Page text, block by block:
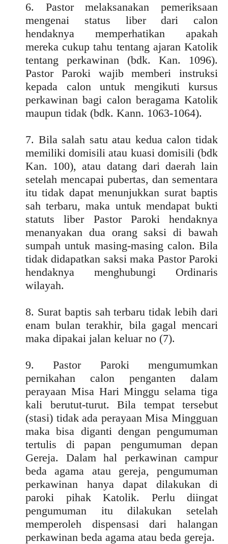
6. Pastor melaksanakan pemeriksaan
mengenai status liber dari calon
hendaknya memperhatikan apakah
mereka cukup tahu tentang ajaran Katolik
tentang perkawinan (bdk. Kan. 1096).
Pastor Paroki wajib memberi instruksi
kepada calon untuk mengikuti kursus
perkawinan bagi calon beragama Katolik
maupun tidak (bdk. Kann. 1063-1064).
7. Bila salah satu atau kedua calon tidak
memiliki domisili atau kuasi domisili (bdk
Kan. 100), atau datang dari daerah lain
setelah mencapai pubertas, dan sementara
itu tidak dapat menunjukkan surat baptis
sah terbaru, maka untuk mendapat bukti
statuts liber Pastor Paroki hendaknya
menanyakan dua orang saksi di bawah
sumpah untuk masing-masing calon. Bila
tidak didapatkan saksi maka Pastor Paroki
hendaknya menghubungi Ordinaris
wilayah.
8. Surat baptis sah terbaru tidak lebih dari
enam bulan terakhir, bila gagal mencari
maka dipakai jalan keluar no (7).
9. Pastor Paroki mengumumkan
pernikahan calon penganten dalam
perayaan Misa Hari Minggu selama tiga
kali berutut-turut. Bila tempat tersebut
(stasi) tidak ada perayaan Misa Mingguan
maka bisa diganti dengan pengumuman
tertulis di papan pengumuman depan
Gereja. Dalam hal perkawinan campur
beda agama atau gereja, pengumuman
perkawinan hanya dapat dilakukan di
paroki pihak Katolik. Perlu diingat
pengumuman itu dilakukan setelah
memperoleh dispensasi dari halangan
perkawinan beda agama atau beda gereja.